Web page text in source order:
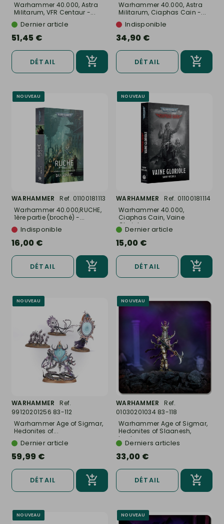
Warhammer 40.000, Astra
Militarum, VFR Centaur -...
Dernier article
51,45 €
DÉTAIL
Warhammer 40.000, Astra
Militarum, Ciaphas Cain -...
Indisponible
34,90 €
DÉTAIL
NOUVEAU
WARHAMMER
Ref. 01100181113
Warhammer 40.000,RUCHE,
1ère partie (broché) -...
Indisponible
16,00 €
DÉTAIL
NOUVEAU
WARHAMMER
Ref. 01100181114
Warhammer 40.000,
Ciaphas Cain, Vaine
Gloriole...
Dernier article
15,00 €
DÉTAIL
NOUVEAU
WARHAMMER
Ref.
99120201256 83-112
Warhammer Age of Sigmar,
Hedonites of...
Dernier article
59,99 €
DÉTAIL
NOUVEAU
WARHAMMER
Ref.
01030201034 83-118
Warhammer Age of Sigmar,
Hedonites of Slaanesh,
Lord...Derniers articles
33,00 €
DÉTAIL
NOUVEAU NOUVEAU